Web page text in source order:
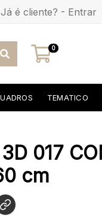
Já é cliente? - Entrar
0
TEMATICO
017
cm